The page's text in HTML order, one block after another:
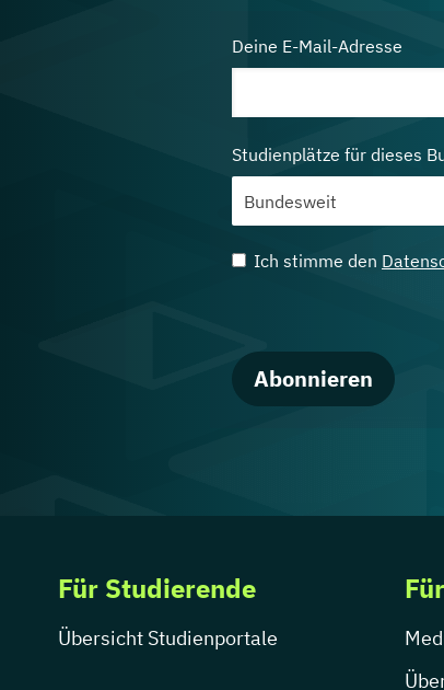
Deine E-Mail-Adresse
Studienplätze für dieses
Ich stimme den
Abonnieren
Für Studierende
Übersicht Studienportale